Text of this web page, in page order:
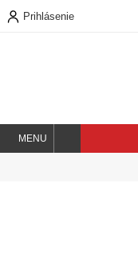
Prihlásenie
Hľadaj
MENU